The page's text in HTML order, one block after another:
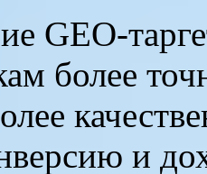
GEO-
более
и